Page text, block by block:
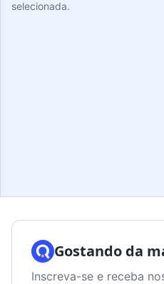
selecionada.
Gostando da
Inscreva-se e receba